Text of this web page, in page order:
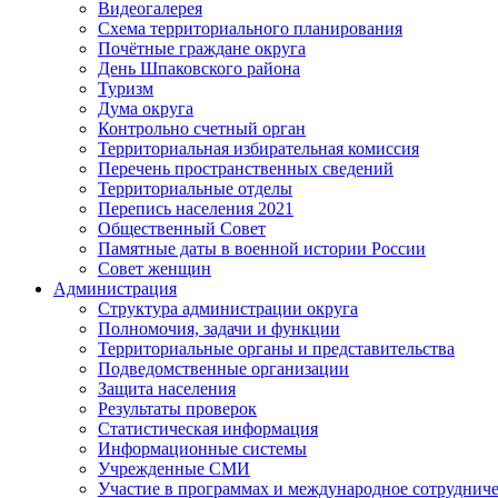
Видеогалерея
Схема территориального планирования
Почётные граждане округа
День Шпаковского района
Туризм
Дума округа
Контрольно счетный орган
Территориальная избирательная комиссия
Перечень пространственных сведений
Территориальные отделы
Перепись населения 2021
Общественный Совет
Памятные даты в военной истории России
Совет женщин
Администрация
Структура администрации округа
Полномочия, задачи и функции
Территориальные органы и представительства
Подведомственные организации
Защита населения
Результаты проверок
Статистическая информация
Информационные системы
Учрежденные СМИ
Участие в программах и международное